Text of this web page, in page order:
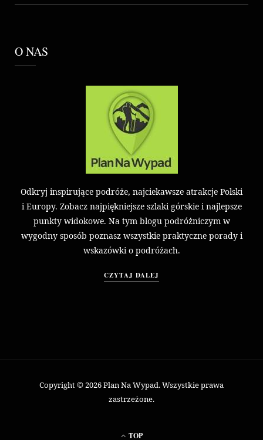
O NAS
Odkryj inspirujące podróże, najciekawsze atrakcje Polski
i Europy. Zobacz najpiękniejsze szlaki górskie i najlepsze
punkty widokowe. Na tym blogu podróżniczym w
wygodny sposób poznasz wszystkie praktyczne porady i
wskazówki o podróżach.
CZYTAJ DALEJ
Copyright © 2026 Plan Na Wypad. Wszystkie prawa
zastrzeżone.
TOP